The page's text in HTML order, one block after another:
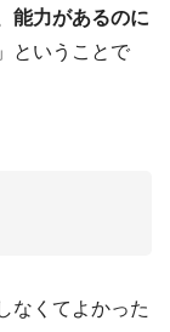
能力があるのに
」ということで
なくてよかった